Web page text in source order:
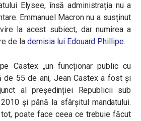
Elysee, însă administrația nu a
Emmanuel Macron nu a susținut
la acest subiect, dar numirea a
de la demisia lui Edouard Phillipe.
Castex „un funcționar public cu
de 55 de ani, Jean Castex a fost și
al președinției Republicii sub
și până la sfârșitul mandatului.
poate face ceea ce trebuie făcut